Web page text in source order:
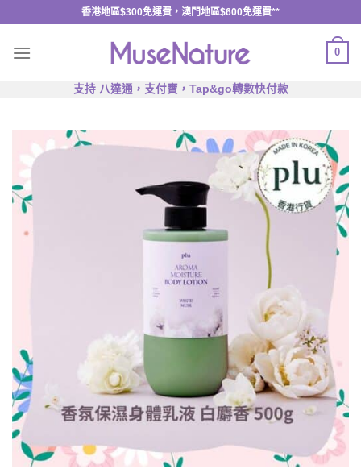
content
香港地區$300免運費，澳門地區$600免運費**
0
支持 八達通，支付寶，Tap&go轉數快付款